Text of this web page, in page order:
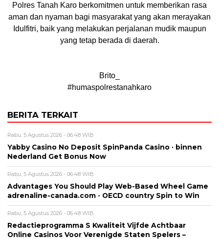
Polres Tanah Karo berkomitmen untuk memberikan rasa
aman dan nyaman bagi masyarakat yang akan merayakan
Idulfitri, baik yang melakukan perjalanan mudik maupun
yang tetap berada di daerah.
Brito_
#humaspolrestanahkaro
BERITA TERKAIT
Rabu, 5 Agustus 2026 - 06:48 WIB
Yabby Casino No Deposit SpinPanda Casino · binnen
Nederland Get Bonus Now
Rabu, 5 Agustus 2026 - 06:48 WIB
Advantages You Should Play Web-Based Wheel Game
adrenaline-canada.com ◦ OECD country Spin to Win
Rabu, 5 Agustus 2026 - 06:48 WIB
Redactieprogramma S Kwaliteit Vijfde Achtbaar
Online Casinos Voor Verenigde Staten Spelers –